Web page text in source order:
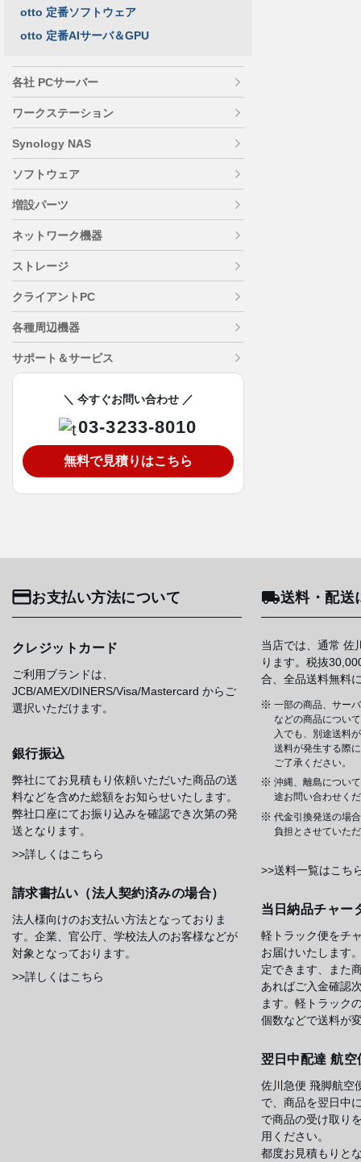
otto 定番ソフトウェア
otto 定番AIサーバ＆GPU
各社 PCサーバー
ワークステーション
Synology NAS
ソフトウェア
増設パーツ
ネットワーク機器
ストレージ
クライアントPC
各種周辺機器
サポート＆サービス
＼ 今すぐお問い合わせ ／
03-3233-8010
無料で見積りはこちら
お支払い方法について
クレジットカード
ご利用ブランドは、
JCB/AMEX/DINERS/Visa/Mastercard からご
選択いただけます。
銀行振込
弊社にてお見積もり依頼いただいた商品の送
料などを含めた総額をお知らせいたします。
弊社口座にてお振り込みを確認でき次第の発
送となります。
>>詳しくはこちら
請求書払い（法人契約済みの場合）
法人様向けのお支払い方法となっておりま
す。企業、官公庁、学校法人のお客様などが
対象となっております。
>>詳しくはこちら
送料・配送
当店では、通常 佐
ります。税抜
合、全品送料無料
一部の商品、サー
などの商品につい
入でも、別途送料
送料が発生する際
ご了承ください。
沖縄、離島につい
途お問い合わせく
代金引換発送の場
負担とさせていた
>>送料一覧はこち
当日納品チャー
軽トラック便をチ
お届けいたします
定できます、また
あればご入金確認
ます。軽トラック
個数などで送料が
翌日中配達 航
佐川急便 飛脚航空
で、商品を翌日中
で商品の受け取り
用ください。
都度お見積もりと